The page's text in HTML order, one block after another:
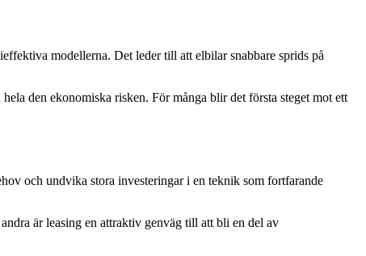
modellerna. Det leder till att elbilar snabbare sprids på
den ekonomiska risken. För många blir det första steget mot ett
och undvika stora investeringar i en teknik som fortfarande
är leasing en attraktiv genväg till att bli en del av